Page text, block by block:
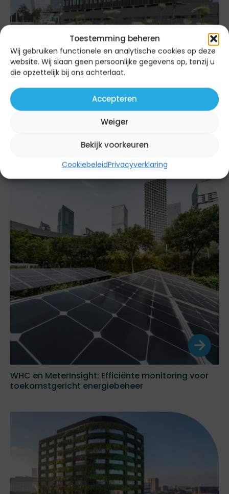
Toestemming beheren
Wij gebruiken functionele en analytische cookies op deze
website. Wij slaan geen persoonlijke gegevens op, tenzij u
die opzettelijk bij ons achterlaat.
Accepteren
Weiger
Bekijk voorkeuren
CookiebeleidPrivacyverklaring
Enavi & MeterInsight: meetbare waarde voor
grootverbruikers met slimme energie-inzichten
WHC en MeterInsight: Efficiënte monitoring voor
toekomstgericht energiebeheer